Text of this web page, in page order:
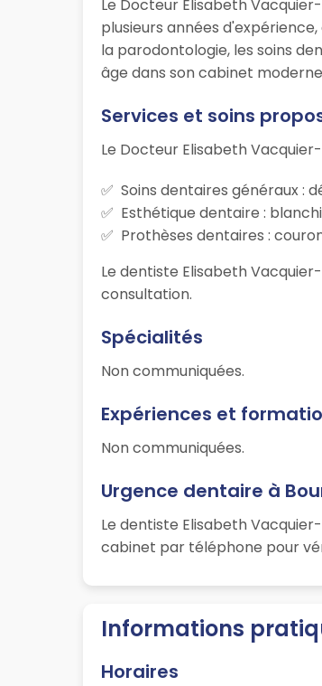
Le Docteur Elisabeth
plusieurs années
la parodontologie, les soins
âge dans son cabinet
Services et soins
Le Docteur Elisabeth
Soins dentaires généraux :
Esthétique dentaire :
Prothèses dentaires :
Le dentiste Elisabeth
consultation.
Spécialités
Non communiquées.
Expériences et
Non communiquées.
Urgence dentaire à
Le dentiste Elisabeth
cabinet par téléphone pour
Informations
Horaires